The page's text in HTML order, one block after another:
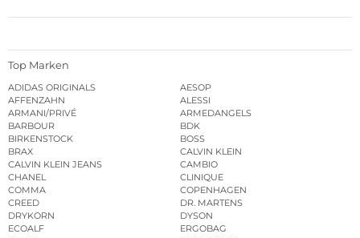
Top Marken
ADIDAS ORIGINALS
AESOP
AFFENZAHN
ALESSI
ARMANI/PRIVÉ
ARMEDANGELS
BARBOUR
BDK
BIRKENSTOCK
BOSS
BRAX
CALVIN KLEIN
CALVIN KLEIN JEANS
CAMBIO
CHANEL
CLINIQUE
COMMA
COPENHAGEN
CREED
DR. MARTENS
DRYKORN
DYSON
ECOALF
ERGOBAG